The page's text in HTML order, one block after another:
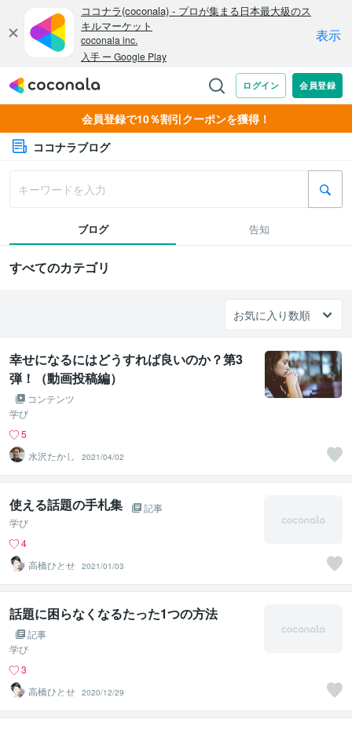
会員登録で10％割引クーポンを獲得！
ココナラブログ
ブログ 告知
すべてのカテゴリ
幸せになるにはどうすれば良いのか？第3
弾！（動画投稿編）
コンテンツ
学び
5
水沢たかし
2021/04/02
使える話題の手札集
記事
学び
4
高橋ひとせ 2021/01/03
話題に困らなくなるたった1つの方法
記事
学び
3
高橋ひとせ 2020/12/29